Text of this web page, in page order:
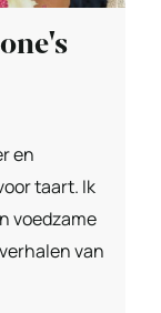
en
taart. Ik
voedzame
van